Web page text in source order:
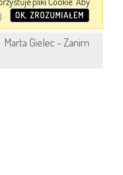
. OK, ZROZUMIAŁEM
Marta Gielec - Zanim